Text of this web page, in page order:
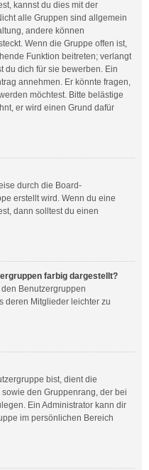
kannst du dies mit der
alle Gruppen sind allgemein
andere können
Wenn die Gruppe offen ist,
Funktion beitreten; verlangt
du dich für sie bewerben. Ein
annehmen. Er könnte fragen,
möchtest. Bitte belästige
er wird einen Grund dafür
durch die Board-
erstellt wird. Wenn du eine
dann solltest du einen
farbig dargestellt?
Benutzergruppen
deren Mitglieder leichter zu
bist, dient die
den Gruppenrang, der bei
Ein Administrator kann dir
im persönlichen Bereich